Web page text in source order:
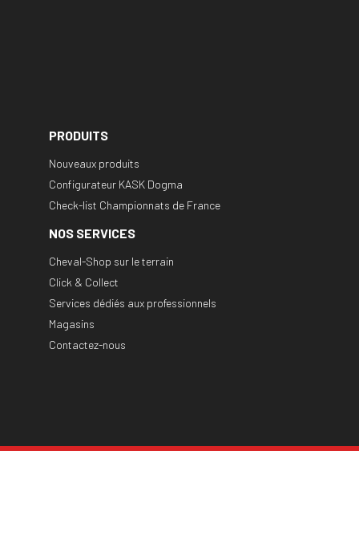
PRODUITS
Nouveaux produits
Configurateur KASK Dogma
Check-list Championnats de France
NOS SERVICES
Cheval-Shop sur le terrain
Click & Collect
Services dédiés aux professionnels
Magasins
Contactez-nous